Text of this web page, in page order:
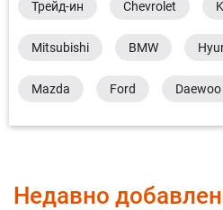
Трейд-ин Chevrolet
Mitsubishi BMW
Mazda Ford Daewoo
Недавно